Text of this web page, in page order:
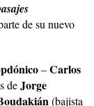
de su nuevo
–Carlos
deJorge
(bajista